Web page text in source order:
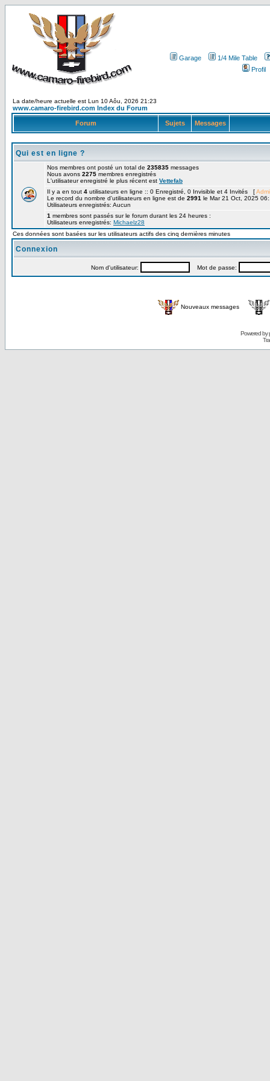
Garage
1/4 Mile Table
Profil
La date/heure actuelle est Lun 10 Aôu, 2026 21:23
www.camaro-firebird.com Index du Forum
Forum Sujets Messages
Qui est en ligne ?
Nos membres ont posté un total de 235835 messages
Nous avons 2275 membres enregistrés
L'utilisateur enregistré le plus récent est Vettefab
Il y a en tout 4 utilisateurs en ligne :: 0 Enregistré, 0 Invisible et 4 Invités [
Le record du nombre d'utilisateurs en ligne est de 2991 le Mar 21 Oct, 2025
Utilisateurs enregistrés: Aucun
1 membres sont passés sur le forum durant les 24 heures :
Utilisateurs enregistrés: Michaelz28
Ces données sont basées sur les utilisateurs actifs des cinq dernières minutes
Connexion
Nom d'utilisateur: Mot de passe:
Nouveaux messages
Powered by